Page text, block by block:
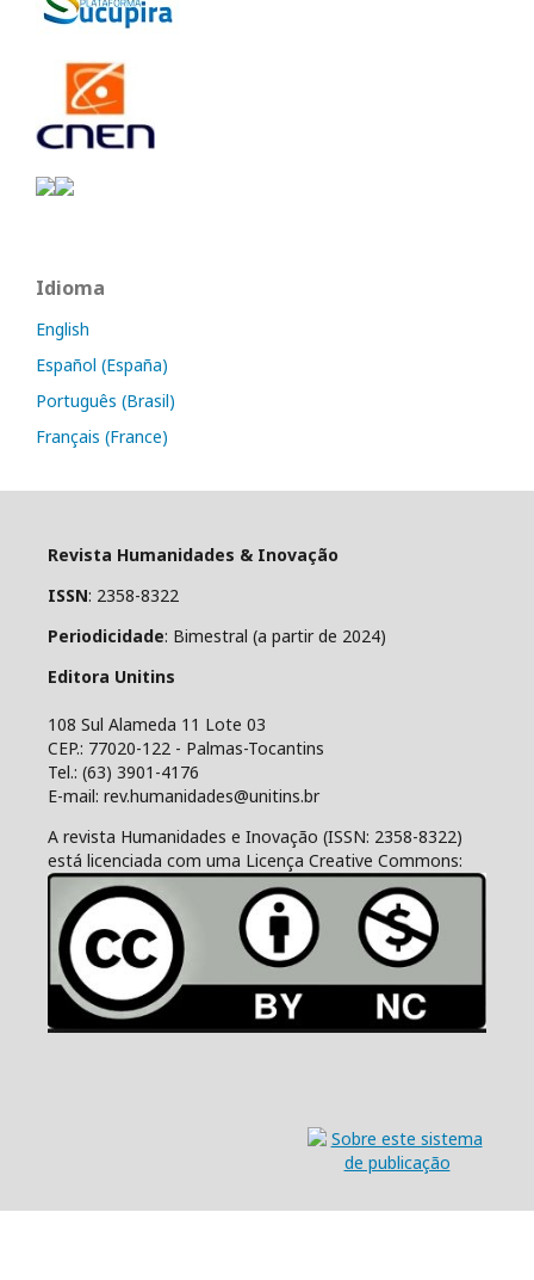
Idioma
English
Español (España)
Português (Brasil)
Français (France)
Revista Humanidades & Inovação
ISSN: 2358-8322
Periodicidade: Bimestral (a partir de 2024)
Editora Unitins
108 Sul Alameda 11 Lote 03
CEP.: 77020-122 - Palmas-Tocantins
Tel.: (63) 3901-4176
E-mail: rev.humanidades@unitins.br
A revista Humanidades e Inovação (ISSN: 2358-8322)
está licenciada com uma Licença Creative Commons: